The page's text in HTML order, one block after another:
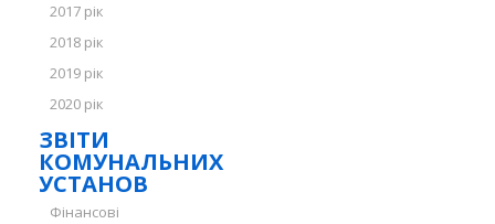
2017 рік
2018 рік
2019 рік
2020 рік
ЗВІТИ
КОМУНАЛЬНИХ
УСТАНОВ
Фінансові